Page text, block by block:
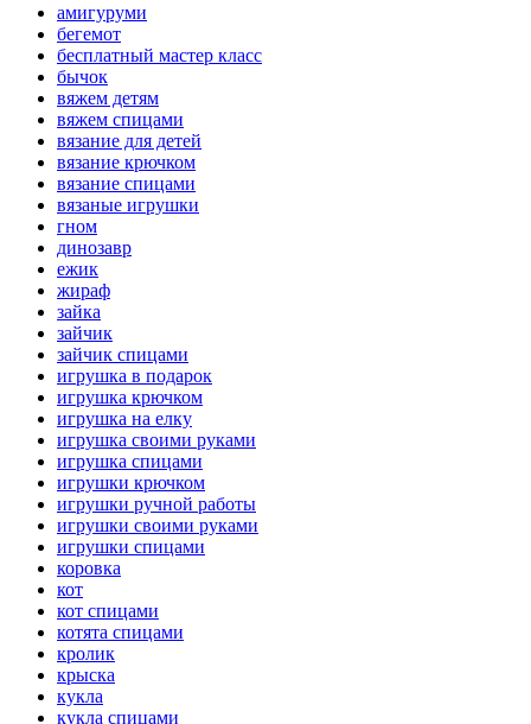
амигуруми
бегемот
бесплатный мастер класс
бычок
вяжем детям
вяжем спицами
вязание для детей
вязание крючком
вязание спицами
вязаные игрушки
гном
динозавр
ежик
жираф
зайка
зайчик
зайчик спицами
игрушка в подарок
игрушка крючком
игрушка на елку
игрушка своими руками
игрушка спицами
игрушки крючком
игрушки ручной работы
игрушки своими руками
игрушки спицами
коровка
кот
кот спицами
котята спицами
кролик
крыска
кукла
кукла спицами